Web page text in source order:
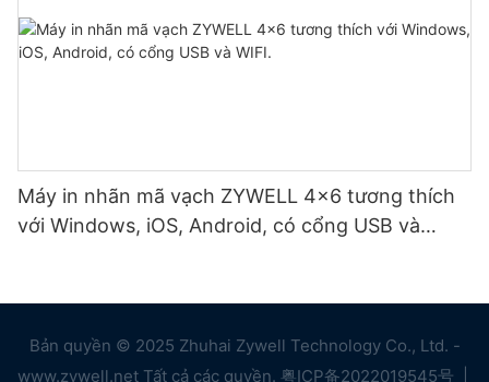
Máy in nhãn mã vạch ZYWELL 4x6 tương thích
với Windows, iOS, Android, có cổng USB và
Bản quyền © 2025 Zhuhai Zywell Technology Co., Ltd. -
www.zywell.net Tất cả các quyền. 粤ICP备2022019545号